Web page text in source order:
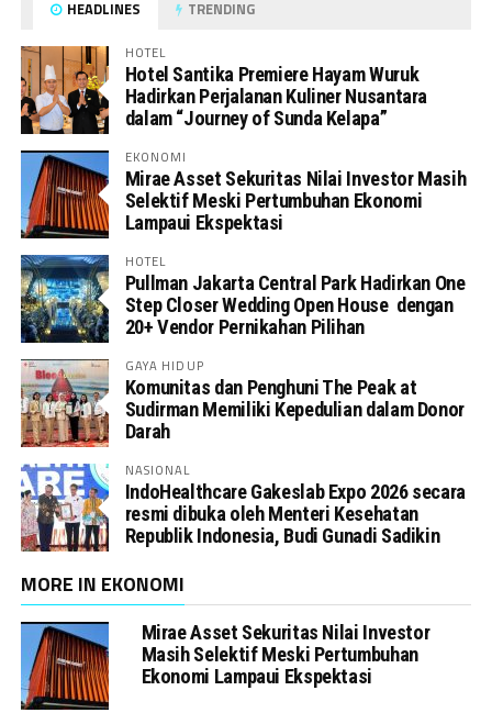
HEADLINES TRENDING
HOTEL
Hotel Santika Premiere Hayam Wuruk
Hadirkan Perjalanan Kuliner Nusantara
dalam “Journey of Sunda Kelapa”
EKONOMI
Mirae Asset Sekuritas Nilai Investor Masih
Selektif Meski Pertumbuhan Ekonomi
Lampaui Ekspektasi
HOTEL
Pullman Jakarta Central Park Hadirkan One
Step Closer Wedding Open House dengan
20+ Vendor Pernikahan Pilihan
GAYA HIDUP
Komunitas dan Penghuni The Peak at
Sudirman Memiliki Kepedulian dalam Donor
Darah
NASIONAL
IndoHealthcare Gakeslab Expo 2026 secara
resmi dibuka oleh Menteri Kesehatan
Republik Indonesia, Budi Gunadi Sadikin
MORE IN EKONOMI
Mirae Asset Sekuritas Nilai Investor
Masih Selektif Meski Pertumbuhan
Ekonomi Lampaui Ekspektasi